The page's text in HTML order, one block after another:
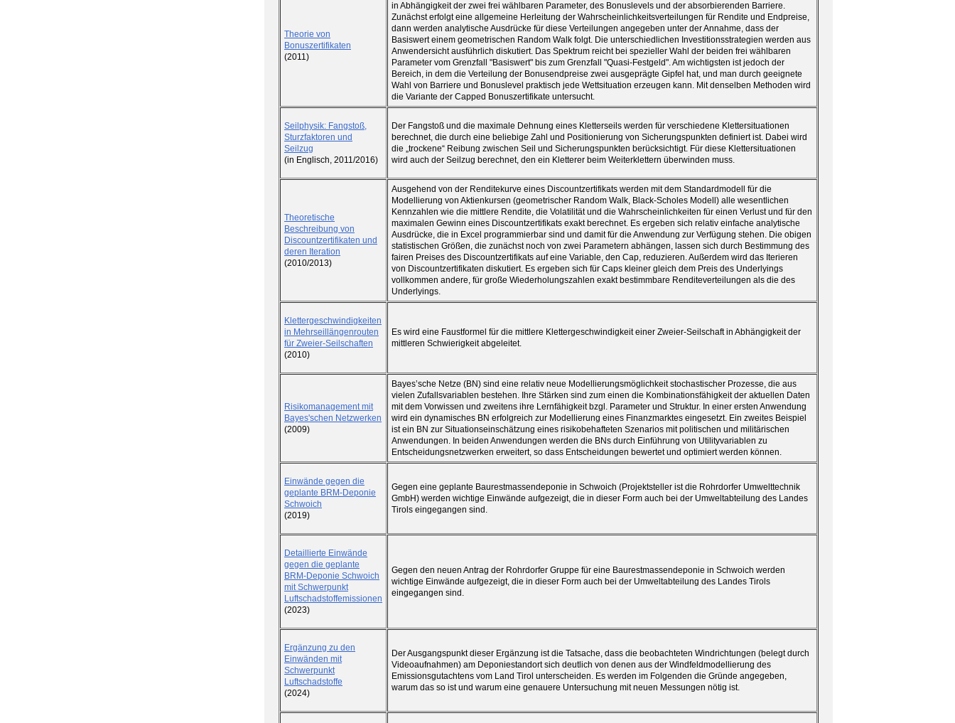
Theorie von
Bonuszertifikaten
(2011)
in Abhängigkeit der zwei frei wählbaren Parameter, des Bonuslevels und der absorbierenden Barriere.
Zunächst erfolgt eine allgemeine Herleitung der Wahrscheinlichkeitsverteilungen für Rendite und Endpreise,
dann werden analytische Ausdrücke für diese Verteilungen angegeben unter der Annahme, dass der
Basiswert einem geometrischen Random Walk folgt. Die unterschiedlichen Investitionsstrategien werden aus
Anwendersicht ausführlich diskutiert. Das Spektrum reicht bei spezieller Wahl der beiden frei wählbaren
Parameter vom Grenzfall "Basiswert" bis zum Grenzfall "Quasi-Festgeld". Am wichtigsten ist jedoch der
Bereich, in dem die Verteilung der Bonusendpreise zwei ausgeprägte Gipfel hat, und man durch geeignete
Wahl von Barriere und Bonuslevel praktisch jede Wettsituation erzeugen kann. Mit denselben Methoden wird
die Variante der Capped Bonuszertifikate untersucht.
Seilphysik: Fangstoß,
Sturzfaktoren und
Seilzug
(in Englisch, 2011/2016)
Der Fangstoß und die maximale Dehnung eines Kletterseils werden für verschiedene Klettersituationen
berechnet, die durch eine beliebige Zahl und Positionierung von Sicherungspunkten definiert ist. Dabei wird
die „trockene“ Reibung zwischen Seil und Sicherungspunkten berücksichtigt. Für diese Klettersituationen
wird auch der Seilzug berechnet, den ein Kletterer beim Weiterklettern überwinden muss.
Theoretische
Beschreibung von
Discountzertifikaten und
deren Iteration
(2010/2013)
Ausgehend von der Renditekurve eines Discountzertifikats werden mit dem Standardmodell für die
Modellierung von Aktienkursen (geometrischer Random Walk, Black-Scholes Modell) alle wesentlichen
Kennzahlen wie die mittlere Rendite, die Volatilität und die Wahrscheinlichkeiten für einen Verlust und für den
maximalen Gewinn eines Discountzertifikats exakt berechnet. Es ergeben sich relativ einfache analytische
Ausdrücke, die in Excel programmierbar sind und damit für die Anwendung zur Verfügung stehen. Die obigen
statistischen Größen, die zunächst noch von zwei Parametern abhängen, lassen sich durch Bestimmung des
fairen Preises des Discountzertifikats auf eine Variable, den Cap, reduzieren. Außerdem wird das Iterieren
von Discountzertifikaten diskutiert. Es ergeben sich für Caps kleiner gleich dem Preis des Underlyings
vollkommen andere, für große Wiederholungszahlen exakt bestimmbare Renditeverteilungen als die des
Underlyings.
Klettergeschwindigkeiten
in Mehrseillängenrouten
für Zweier-Seilschaften
(2010)
Es wird eine Faustformel für die mittlere Klettergeschwindigkeit einer Zweier-Seilschaft in Abhängigkeit der
mittleren Schwierigkeit abgeleitet.
Risikomanagement mit
Bayes'schen Netzwerken
(2009)
Bayes’sche Netze (BN) sind eine relativ neue Modellierungsmöglichkeit stochastischer Prozesse, die aus
vielen Zufallsvariablen bestehen. Ihre Stärken sind zum einen die Kombinationsfähigkeit der aktuellen Daten
mit dem Vorwissen und zweitens ihre Lernfähigkeit bzgl. Parameter und Struktur. In einer ersten Anwendung
wird ein dynamisches BN erfolgreich zur Modellierung eines Finanzmarktes eingesetzt. Ein zweites Beispiel
ist ein BN zur Situationseinschätzung eines risikobehafteten Szenarios mit politischen und militärischen
Anwendungen. In beiden Anwendungen werden die BNs durch Einführung von Utilityvariablen zu
Entscheidungsnetzwerken erweitert, so dass Entscheidungen bewertet und optimiert werden können.
Einwände gegen die
geplante BRM-Deponie
Schwoich
(2019)
Gegen eine geplante Baurestmassendeponie in Schwoich (Projektsteller ist die Rohrdorfer Umwelttechnik
GmbH) werden wichtige Einwände aufgezeigt, die in dieser Form auch bei der Umweltabteilung des Landes
Tirols eingegangen sind.
Detaillierte Einwände
gegen die geplante
BRM-Deponie Schwoich
mit Schwerpunkt
Luftschadstoffemissionen
(2023)
Gegen den neuen Antrag der Rohrdorfer Gruppe für eine Baurestmassendeponie in Schwoich werden
wichtige Einwände aufgezeigt, die in dieser Form auch bei der Umweltabteilung des Landes Tirols
eingegangen sind.
Ergänzung zu den
Einwänden mit
Schwerpunkt
Luftschadstoffe
(2024)
Der Ausgangspunkt dieser Ergänzung ist die Tatsache, dass die beobachteten Windrichtungen (belegt durch
Videoaufnahmen) am Deponiestandort sich deutlich von denen aus der Windfeldmodellierung des
Emissionsgutachtens vom Land Tirol unterscheiden. Es werden im Folgenden die Gründe angegeben,
warum das so ist und warum eine genauere Untersuchung mit neuen Messungen nötig ist.